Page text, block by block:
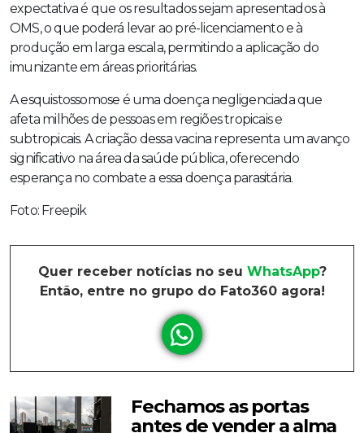
expectativa é que os resultados sejam apresentados à
OMS, o que poderá levar ao pré-licenciamento e à
produção em larga escala, permitindo a aplicação do
imunizante em áreas prioritárias.
A esquistossomose é uma doença negligenciada que
afeta milhões de pessoas em regiões tropicais e
subtropicais. A criação dessa vacina representa um avanço
significativo na área da saúde pública, oferecendo
esperança no combate a essa doença parasitária.
Foto: Freepik
Quer receber notícias no seu WhatsApp?
Então, entre no grupo do Fato360 agora!
Fechamos as portas
antes de vender a alma